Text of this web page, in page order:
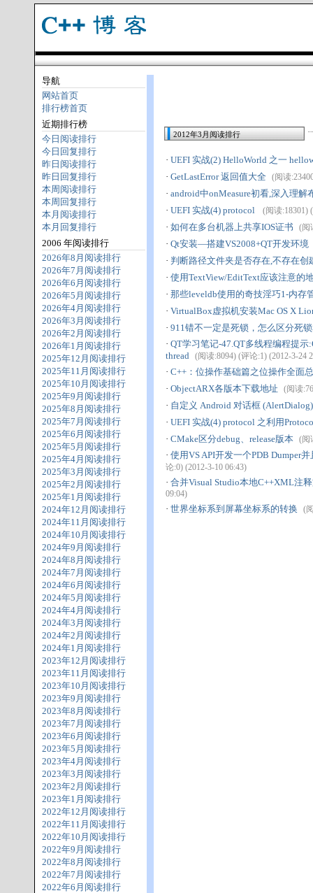
导航
网站首页
排行榜首页
近期排行榜
今日阅读排行
今日回复排行
昨日阅读排行
昨日回复排行
本周阅读排行
本周回复排行
本月阅读排行
本月回复排行
2006 年阅读排行
2026年8月阅读排行
2026年7月阅读排行
2026年6月阅读排行
2026年5月阅读排行
2026年4月阅读排行
2026年3月阅读排行
2026年2月阅读排行
2026年1月阅读排行
2025年12月阅读排行
2025年11月阅读排行
2025年10月阅读排行
2025年9月阅读排行
2025年8月阅读排行
2025年7月阅读排行
2025年6月阅读排行
2025年5月阅读排行
2025年4月阅读排行
2025年3月阅读排行
2025年2月阅读排行
2025年1月阅读排行
2024年12月阅读排行
2024年11月阅读排行
2024年10月阅读排行
2024年9月阅读排行
2024年8月阅读排行
2024年7月阅读排行
2024年6月阅读排行
2024年5月阅读排行
2024年4月阅读排行
2024年3月阅读排行
2024年2月阅读排行
2024年1月阅读排行
2023年12月阅读排行
2023年11月阅读排行
2023年10月阅读排行
2023年9月阅读排行
2023年8月阅读排行
2023年7月阅读排行
2023年6月阅读排行
2023年5月阅读排行
2023年4月阅读排行
2023年3月阅读排行
2023年2月阅读排行
2023年1月阅读排行
2022年12月阅读排行
2022年11月阅读排行
2022年10月阅读排行
2022年9月阅读排行
2022年8月阅读排行
2022年7月阅读排行
2022年6月阅读排行
2012年3月阅读排行
· UEFI 实战(2) HelloWorld 之一
· GetLastError 返回值大全 (阅读
· android中onMeasure初看,深入理解
· UEFI 实战(4) protocol (阅读:18301)
· 如何在多台机器上共享IOS证书 (阅
· Qt安装—搭建VS2008+QT开发环境
· 判断路径文件夹是否存在,不存在创
· 使用TextView/EditText应该注意的
· 那些leveldb使用的奇技淫巧1-内存
· VirtualBox虚拟机安装Mac OS X
· 911错不一定是死锁，怎么区分死
· QT学习笔记-47.QT多线程编程提示
thread (阅读:8094) (评论:1) (2012-3-24
· C++：位操作基础篇之位操作全面
· ObjectARX各版本下载地址 (阅读
· 自定义 Android 对话框
· UEFI 实战(4) protocol 之利用
· CMake区分debug、release版本 (阅
· 使用VS API开发一个PDB Dumper
论:0) (2012-3-10 06:43)
· 合并Visual Studio本地C++XML注
09:04)
· 世界坐标系到屏幕坐标系的转换 (